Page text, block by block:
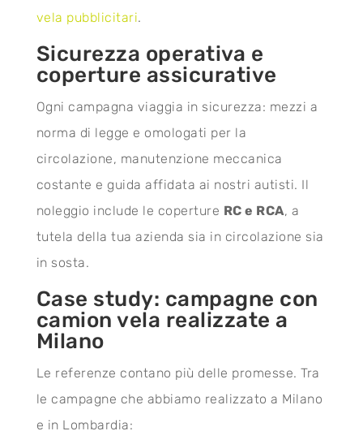
vela pubblicitari.
Sicurezza operativa e
coperture assicurative
Ogni campagna viaggia in sicurezza: mezzi a
norma di legge e omologati per la
circolazione, manutenzione meccanica
costante e guida affidata ai nostri autisti. Il
noleggio include le coperture RC e RCA, a
tutela della tua azienda sia in circolazione sia
in sosta.
Case study: campagne con
camion vela realizzate a
Milano
Le referenze contano più delle promesse. Tra
le campagne che abbiamo realizzato a Milano
e in Lombardia: